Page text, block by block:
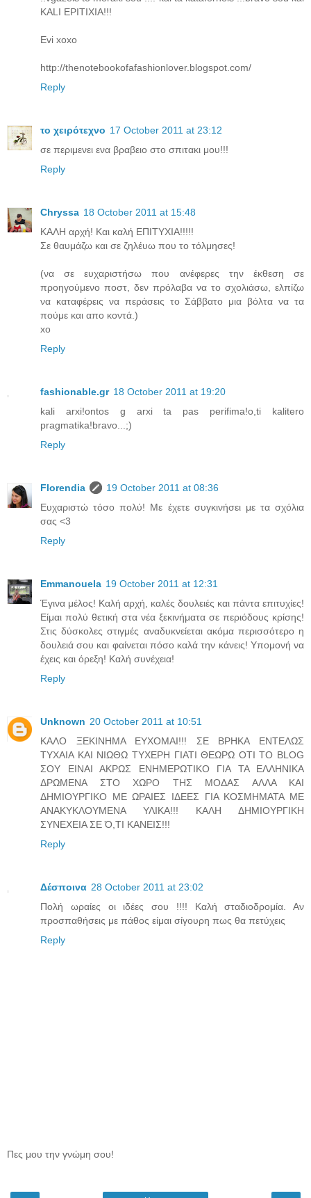
KALI EPITIXIA!!!
Evi xoxo
http://thenotebookofafashionlover.blogspot.com/
Reply
το χειρότεχνο 17 October 2011 at 23:12
σε περιμενει ενα βραβειο στο σπιτακι μου!!!
Reply
Chryssa 18 October 2011 at 15:48
ΚΑΛΗ αρχή! Και καλή ΕΠΙΤΥΧΙΑ!!!!!
Σε θαυμάζω και σε ζηλέυω που το τόλμησες!
(να σε ευχαριστήσω που ανέφερες την έκθεση σε
προηγούμενο ποστ, δεν πρόλαβα να το σχολιάσω, ελπίζω
να καταφέρεις να περάσεις το Σάββατο μια βόλτα να τα
πούμε και απο κοντά.)
xo
Reply
fashionable.gr 18 October 2011 at 19:20
kali arxi!ontos g arxi ta pas perifima!o,ti kalitero
pragmatika!bravo...;)
Reply
Florendia
19 October 2011 at 08:36
Ευχαριστώ τόσο πολύ! Με έχετε συγκινήσει με τα σχόλια
σας <3
Reply
Emmanouela 19 October 2011 at 12:31
Έγινα μέλος! Καλή αρχή, καλές δουλειές και πάντα επιτυχίες!
Είμαι πολύ θετική στα νέα ξεκινήματα σε περιόδους κρίσης!
Στις δύσκολες στιγμές αναδυκνείεται ακόμα περισσότερο η
δουλειά σου και φαίνεται πόσο καλά την κάνεις! Υπομονή να
έχεις και όρεξη! Καλή συνέχεια!
Reply
Unknown 20 October 2011 at 10:51
ΚΑΛΟ ΞΕΚΙΝΗΜΑ ΕΥΧΟΜΑΙ!!! ΣΕ ΒΡΗΚΑ ΕΝΤΕΛΩΣ
ΤΥΧΑΙΑ ΚΑΙ ΝΙΩΘΩ ΤΥΧΕΡΗ ΓΙΑΤΙ ΘΕΩΡΩ ΟΤΙ ΤΟ ΒLOG
ΣΟΥ ΕΙΝΑΙ ΑΚΡΩΣ ΕΝΗΜΕΡΩΤΙΚΟ ΓΙΑ ΤΑ ΕΛΛΗΝΙΚΑ
ΔΡΩΜΕΝΑ ΣΤΟ ΧΩΡΟ ΤΗΣ ΜΟΔΑΣ ΑΛΛΑ ΚΑΙ
ΔΗΜΙΟΥΡΓΙΚΟ ΜΕ ΩΡΑΙΕΣ ΙΔΕΕΣ ΓΙΑ ΚΟΣΜΗΜΑΤΑ ΜΕ
ΑΝΑΚΥΚΛΟΥΜΕΝΑ ΥΛΙΚΑ!!! ΚΑΛΗ ΔΗΜΙΟΥΡΓΙΚΗ
ΣΥΝΕΧΕΙΑ ΣΕ Ό,ΤΙ ΚΑΝΕΙΣ!!!
Reply
Δέσποινα 28 October 2011 at 23:02
Πολή ωραίες οι ιδέες σου !!!! Καλή σταδιοδρομία. Αν
προσπαθήσεις με πάθος είμαι σίγουρη πως θα πετύχεις
Reply
Πες μου την γνώμη σου!